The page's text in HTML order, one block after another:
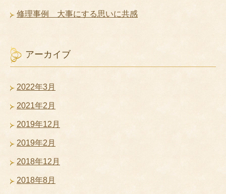
修理事例 大事にする思いに共感
アーカイブ
2022年3月
2021年2月
2019年12月
2019年2月
2018年12月
2018年8月